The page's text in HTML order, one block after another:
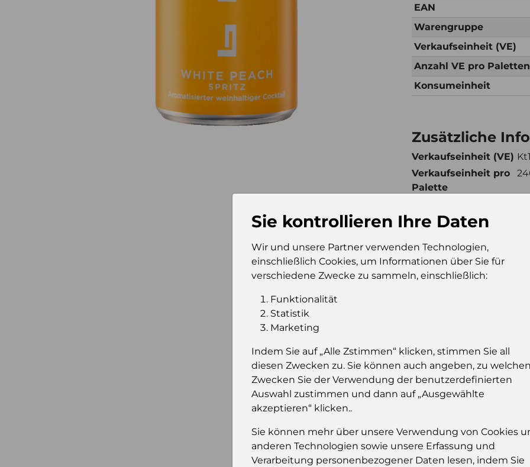
EAN
Warengruppe
Verkaufseinheit (VE)
Anzahl VE pro
Konsumeinheit
Zusätzliche
Verkaufseinheit (VE)
Verkaufseinheit pro
Palette
Stückzahl pro
Einloggen
Sie kontrollieren Ihre Daten
Wir und unsere Partner verwenden Technologien,
einschließlich Cookies, um Informationen über Sie für
verschiedene Zwecke zu sammeln, einschließlich:
Funktionalität
Statistik
Marketing
Indem Sie auf „Alle Zstimmen“ klicken, stimmen Sie all
diesen Zwecken zu. Sie können auch angeben, zu
Zwecken Sie der Verwendung der benutzerdefinierten
Auswahl zustimmen und dann auf „Ausgewählte
akzeptieren“ klicken..
Sie können mehr über unsere Verwendung von Cookies
anderen Technologien sowie unsere Erfassung und
Verarbeitung personenbezogener Daten lesen, indem Sie